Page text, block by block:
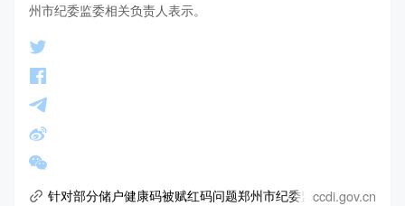
州市纪委监委相关负责人表示。
针对部分储户健康码被赋红码问题郑州市纪委监委启动调
ccdi.gov.cn